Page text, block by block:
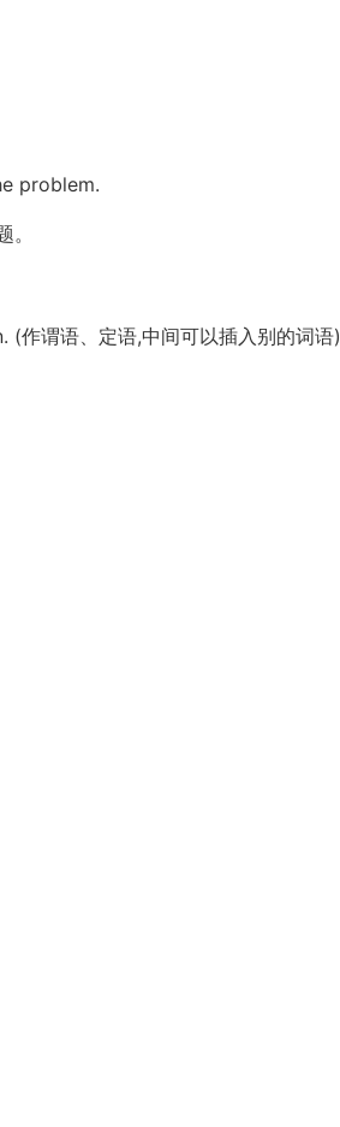
problem.
谓语、定语,中间可以插入别的词语)